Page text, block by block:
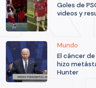
Goles de
videos y
Mundo
El cáncer
hizo
Hunter